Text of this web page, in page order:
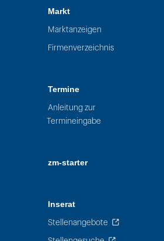
Markt
Marktanzeigen
Firmenverzeichnis
Termine
Anleitung zur
Termineingabe
zm-starter
Inserat
Stellenangebote